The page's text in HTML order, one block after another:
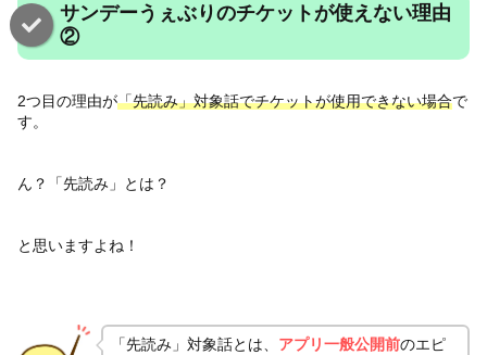
サンデーうぇぶりのチケットが使えない理由
②
2つ目の理由が「先読み」対象話でチケットが使用できない場合で
す。
ん？「先読み」とは？
と思いますよね！
「先読み」対象話とは、 アプリ一般公開前のエピ